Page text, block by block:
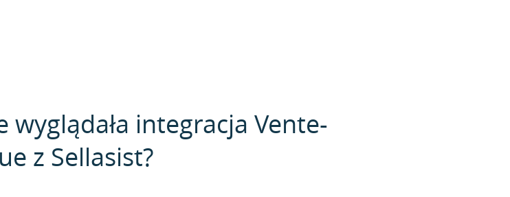
wyglądała integracja Vente-
z Sellasist?